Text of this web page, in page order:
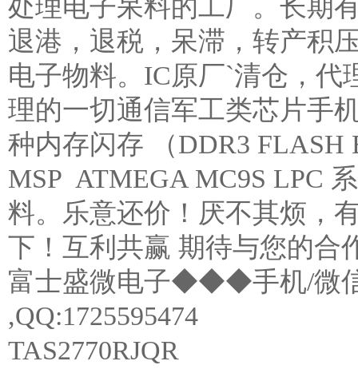
处理电子呆料的工厂。长期
退港，退税，呆滞，转产积
电子物料。IC原厂`清仓，代
理的一切通信军工类芯片手
种内存闪存 （DDR3 FLASH
MSP ATMEGA MC9S LPC
料。乐意还价！厌不其烦，
下！互利共赢 期待与您的合
富士盛微电子◆◆◆手机/微
,QQ:1725595474
TAS2770RJQR